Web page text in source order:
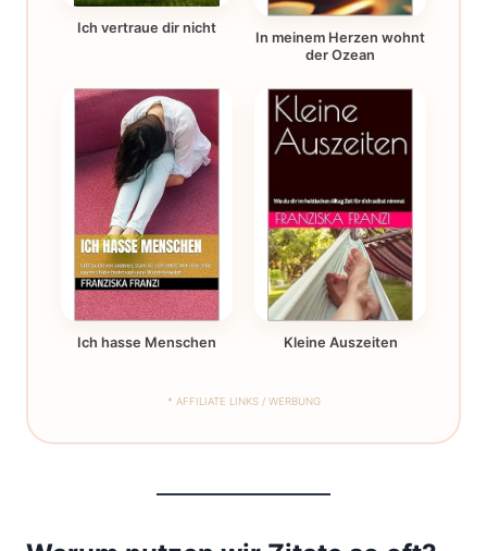
Ich vertraue dir nicht
In meinem Herzen wohnt
der Ozean
Ich hasse Menschen Kleine Auszeiten
* AFFILIATE LINKS / WERBUNG